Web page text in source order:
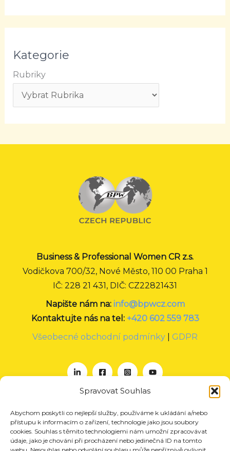
Spravovat Souhlas
Abychom poskytli co nejlepší služby, používáme k ukládání a/nebo
přístupu k informacím o zařízení, technologie jako jsou soubory
cookies. Souhlas s těmito technologiemi nám umožní zpracovávat
údaje, jako je chování při procházení nebo jedinečná ID na tomto
Kategorie
Rubriky
Business & Professional Women CR z.s.
Vodičkova 700/32, Nové Město, 110 00 Praha 1
IČ: 228 21 431, DIČ: CZ22821431
Napište nám na: info@bpwcz.com
Kontaktujte nás na tel: +420 602 559 783
Všeobecné obchodní podmínky
GDPR
O nás
Projekty
Členství